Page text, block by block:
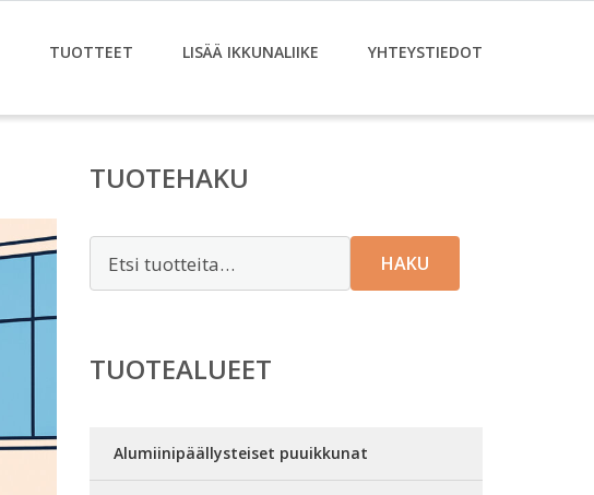
TUOTTEET LISÄÄ IKKUNALIIKE YHTEYSTIEDOT
TUOTEHAKU
HAKU
TUOTEALUEET
Alumiinipäällysteiset puuikkunat